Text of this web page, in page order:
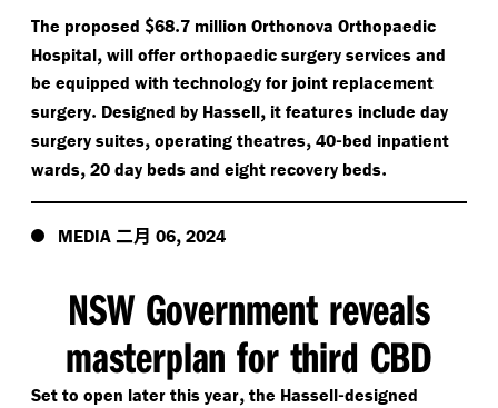
The proposed $68.7 million Orthonova Orthopaedic
Hospital, will offer orthopaedic surgery services and
be equipped with technology for joint replacement
surgery. Designed by Hassell, it features include day
surgery suites, operating theatres, 40-bed inpatient
wards, 20 day beds and eight recovery beds.
MEDIA 二月 06, 2024
NSW Government reveals
masterplan for third CBD
Set to open later this year, the Hassell-designed